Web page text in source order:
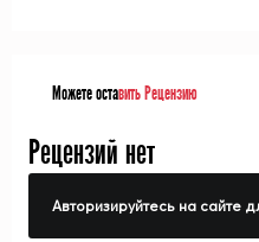
Можете оставить Рецензию
Рецензий нет
Авторизируйтесь на сайте